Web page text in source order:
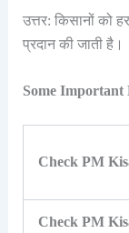
उत्तर: किसानों को
प्रदान की जाती है।
Some Important
Check PM
Check PM